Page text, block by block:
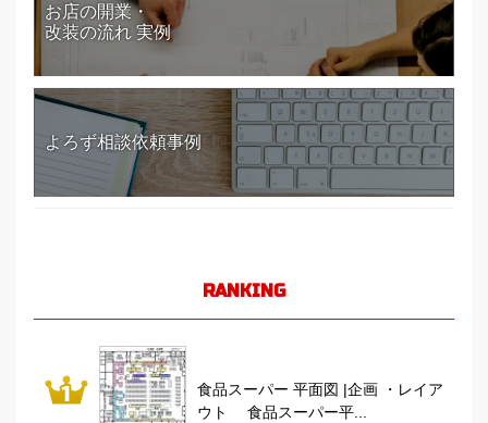
お店の開業・
改装の流れ 実例
よろず相談依頼事例
RANKING
食品スーパー 平面図 |企画 ・レイア
ウト 食品スーパー平...